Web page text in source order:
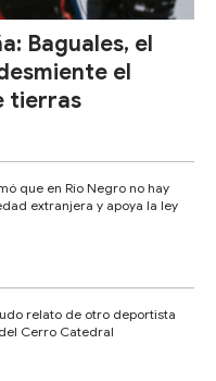
Baguales, el
el
tierras
que en Río Negro no hay
extranjera y apoya la ley
relato de otro deportista
Cerro Catedral